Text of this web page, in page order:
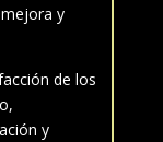
y
de los
y